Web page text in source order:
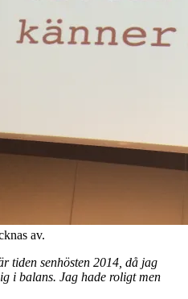
av.
tiden senhösten 2014, då jag
i balans. Jag hade roligt men